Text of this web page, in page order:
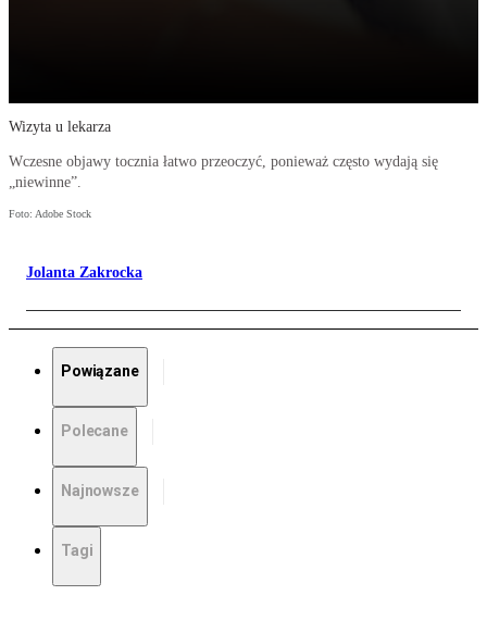
Wizyta u lekarza
Wczesne objawy tocznia łatwo przeoczyć, ponieważ często wydają się
„niewinne”.
Foto: Adobe Stock
Jolanta Zakrocka
Powiązane
Polecane
Najnowsze
Tagi